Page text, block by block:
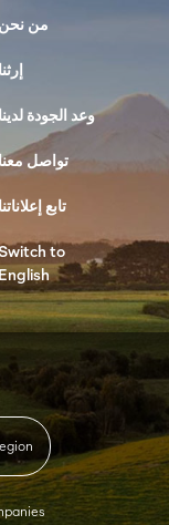
من نحن
إرثنا
وعد الجودة لدينا
تواصل
تابع إعلاناتنا
to